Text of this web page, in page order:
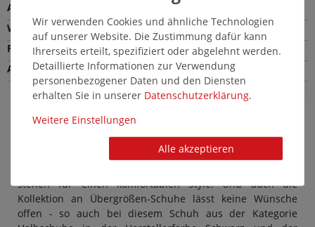
Absatzhöhe
Wechselfußbett
Nein
Farbe
Schwarz
Absatzart
Blockabsatz
Fretz Men Herrenschuhe in Übergröße: Schicke
große Halbschuhe in Schwarz
stehen für einen komfortablen Style. Und auch die
Kollektion an Übergrößen-Schuhe lässt keine Wünsche
offen - so auch bei diesem Schuh aus der Kategorie
Wir verwenden Cookies und ähnliche Technologien
auf unserer Website. Die Zustimmung dafür kann
Ihrerseits erteilt, spezifiziert oder abgelehnt werden.
Detaillierte Informationen zur Verwendung
personenbezogener Daten und den Diensten
erhalten Sie in unserer Daten­schutz­erklärung.
Weitere Einstellungen
Alle akzeptieren